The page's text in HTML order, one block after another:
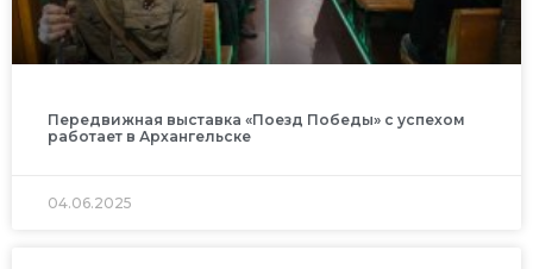
Передвижная выставка «Поезд Победы» с успехом
работает в Архангельске
04.06.2025